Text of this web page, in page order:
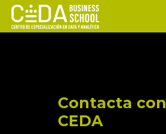
Contacta con
CEDA